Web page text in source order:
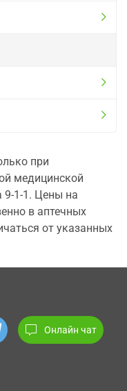
при
медицинской
9-1-1. Цены на
в аптечных
от указанных
Онлайн чат